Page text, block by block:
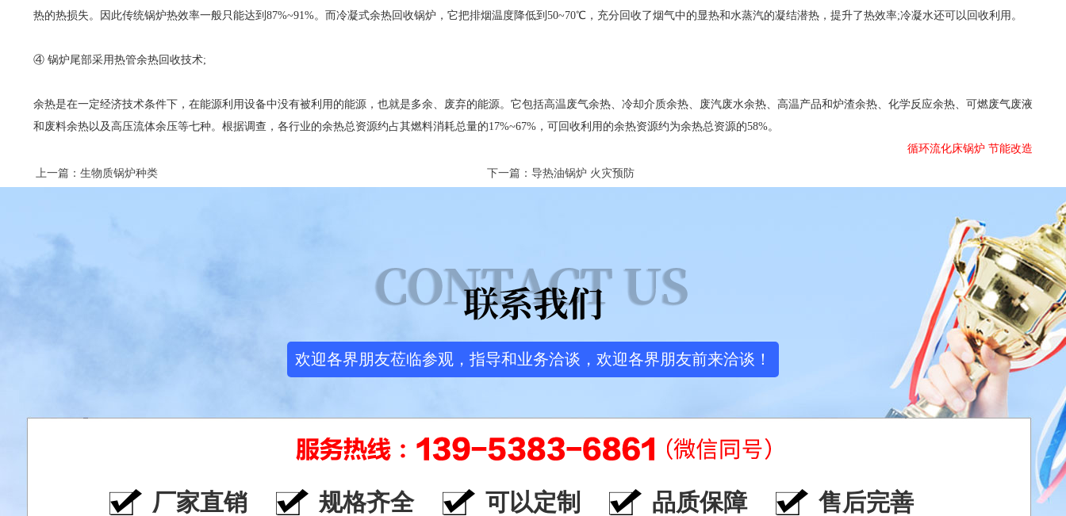
热的热损失。因此传统锅炉热效率一般只能达到87%~91%。而冷凝式余热回收锅炉，它把排烟温度降低到50~70℃，充分回收了烟气中的显热和水蒸汽的凝结潜热，提升了热效率;冷凝水还可以回收利用。
④ 锅炉尾部采用热管余热回收技术;
余热是在一定经济技术条件下，在能源利用设备中没有被利用的能源，也就是多余、废弃的能源。它包括高温废气余热、冷却介质余热、废汽废水余热、高温产品和炉渣余热、化学反应余热、可燃废气废液
和废料余热以及高压流体余压等七种。根据调查，各行业的余热总资源约占其燃料消耗总量的17%~67%，可回收利用的余热资源约为余热总资源的58%。
循环流化床锅炉 节能改造
上一篇：生物质锅炉种类 下一篇：导热油锅炉 火灾预防
欢迎各界朋友莅临参观，指导和业务洽谈，欢迎各界朋友前来洽谈！
厂家直销 规格齐全 可以定制 品质保障 售后完善